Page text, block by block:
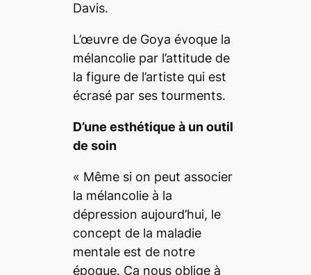
Davis.
L’œuvre de Goya évoque la
mélancolie par l’attitude de
la figure de l’artiste qui est
écrasé par ses tourments.
D’une esthétique à un outil
de soin
« Même si on peut associer
la mélancolie à la
dépression aujourd’hui, le
concept de la maladie
mentale est de notre
époque. Ça nous oblige à